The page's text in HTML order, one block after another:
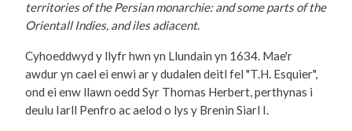
territories of the Persian monarchie: and some parts of the
Orientall Indies, and iles adiacent.
Cyhoeddwyd y llyfr hwn yn Llundain yn 1634. Mae'r
awdur yn cael ei enwi ar y dudalen deitl fel "T.H. Esquier",
ond ei enw llawn oedd Syr Thomas Herbert, perthynas i
deulu Iarll Penfro ac aelod o lys y Brenin Siarl I.